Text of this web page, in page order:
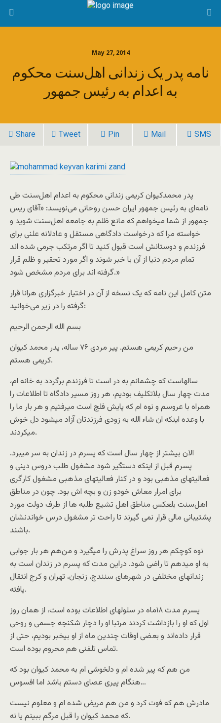
May 27, 2014
نامه پدر یک زندانی اهل‌سنت محکوم
به اعدام به رئیس جمهور
Share Tweet Pin Mail SMS
پدر محمدکیوان کریمی زندانی محکوم به اعدام اهل‌سنت طی
نامه‌ای به رئیس جمهور ایران حسن روحانی می‌نویسد: «آﻗﺎﯼ ﺭﯾﺲ
ﺟﻤﻬﻮﺭ ﺍﺯ ﺷﻤﺎ ﻣﯿﺨﻮﺍﻫﻢ ﮐﻪ ﻣﺎﻧﻊ ﻇﻠﻢ ﺑﻪ ﺟﺎﻣﻌﻪ ﺍﻫﻞ‌ﺳﻨﺖ ﺷﻮﯾﺪ ﻭ
ﺧﻮﺍﺳﺘﻪ ﻣﺮﺍ ﮐﻪ ﺩﺭﺧﻮﺍﺳﺖ ﺩﺍﺩﮔﺎﻫﯽ ﻣﺴﺘﻘﻞ ﻭ ﻋﺎﺩﻻﻧﻪ ﻋﻠﻨﯽ ﺑﺮﺍﯼ
ﻓﺮﺯﻧﺪﻡ ﻭ ﺩﻭﺳﺘﺎﻧﺶ ﺍﺳﺖ ﻗﺒﻮﻝ ﮐﻨﯿﺪ ﺗﺎ ﺍﮔﺮ ﻣﺮﺗﮑﺐ ﺟﺮﻣﯽ ﺷﺪﻩ ﺍﻧﺪ
ﺗﻤﺎﻡ ﻣﺮﺩﻡ ﺩﻧﯿﺎ ﺍﺯ آﻥ ﺑﺎ ﺧﺒﺮ ﺷﻮﻧﺪ ﻭ ﺍﮔﺮ ﻣﻮﺭﺩ ﺗﺤﻘﯿﺮ ﻭ ﻇﻠﻢ ﻗﺮﺍﺭ
ﮔﺮﻓﺘﻪ ﺍﻧﺪ ﺑﺮﺍﯼ ﻣﺮﺩﻡ ﻣﺸﺨﺺ ﺷﻮﺩ.»
متن کامل این نامه که یک نسخه از آن در اختیار خبرگزاری هرانا قرار
گرفته را در زیر می‌خوانید:
ﺑﺴﻢ ﺍﻟﻠﻪ ﺍﻟﺮﺣﻤﻦ ﺍﻟﺮﺣﯿﻢ
ﻣﻦ ﺭﺣﯿﻢ ﮐﺮﯾﻤﯽ ﻫﺴﺘﻢ. ﭘﯿﺮ ﻣﺮﺩﯼ ۷۶ ﺳﺎﻟﻪ، ﭘﺪﺭ ﻣﺤﻣﺪ ﮐﯿﻮﺍﻥ
ﮐﺮﯾﻤﯽ ﻫﺴﺘﻢ.
ﺳﺎﻟﻬﺎﺳﺖ ﮐﻪ ﭼﺸﻤﺎﻧﻢ ﺑﻪ ﺩﺭ ﺍﺳﺖ ﺗﺎ ﻓﺮﺯﻧﺪﻡ ﺑﺮﮔﺮﺩﺩ ﺑﻪ ﺧﺎﻧﻪ ﺍﻡ،
ﻣﺪﺕ ﭼﻬﺎﺭ ﺳﺎﻝ ﺑﻼﺗﮑﻠﯿﻒ ﺑﻮﺩﯾﻢ، ﻫﺮ ﺭﻭﺯ مسیر ﺩﺍﺩﮔﺎﻩ تا ﺍﻃﻼﻋﺎﺕ ﺭﺍ
ﻫﻤﺮﺍﻩ ﺑﺎ ﻋﺮﻭﺳﻢ ﻭ ﻧﻮﻩ ﺍﻡ ﮐﻪ ﭘﺎﯾﺶ ﻓﻠﺞ ﺍﺳﺖ ﻣﯿﺮﻓﺘﯿﻢ ﻭ ﻫﺮ ﺑﺎﺭ ﻣﺎ ﺭﺍ
ﺑﺎ ﻭﻋﺪﻩ ﺍﯾﻨﮑﻪ ﺍﻥ ﺷﺎء ﺍﻟﻠﻪ ﺑﻪ ﺯﻭﺩﯼ ﻓﺮﺯﻧﺪﺗﺎﻥ آﺯﺍﺩ ﻣﯿﺸﻮﺩ ﺩﻝ ﺧﻮﺵ
ﻣﯿﮑﺮﺩﻧﺪ.
ﺍﻻﻥ ﺑﯿﺸﺘﺮ ﺍﺯ ﭼﻬﺎﺭ ﺳﺎﻝ ﺍﺳﺖ ﮐﻪ ﭘﺴﺮﻡ ﺩﺭ ﺯﻧﺪﺍﻥ ﺑﻪ ﺳﺮ ﻣﯿﺒﺮﺩ.
ﭘﺴﺮﻡ ﻗﺒﻞ ﺍﺯ ﺍﯾﻨﮑﻪ ﺩﺳﺘﮕﯿﺮ ﺷﻮﺩ ﻣﺸﻐﻮﻝ ﻃﻠﺐ ﺩﺭﻭﺱ ﺩﯾﻨﯽ ﻭ
ﻓﻌﺎﻟﯿﺘﻬﺎﯼ ﻣﺬﻫﺒﯽ ﺑﻮﺩ ﻭ ﺩﺭ ﮐﻨﺎﺭ ﻓﻌﺎﻟﯿﺘﻬﺎﯼ ﻣﺬﻫﺒﯽ ﻣﺸﻐﻮﻝ ﮐﺎﺭﮔﺮﯼ
ﺑﺮﺍﯼ ﺍﻣﺮﺍﺭ ﻣﻌﺎﺵ ﺧﻮﺩﻭ ﺯﻥ ﻭ ﺑﭽﻪ ﺍﺵ ﺑﻮﺩ. ﭼﻮﻥ ﺩﺭ ﻣﻨﺎﻃﻖ
ﺍﻫﻞ‌ﺳﻨﺖ ﺑﻠﻌﮑﺲ ﻣﻨﺎﻃﻖ ﺍﻫﻞ ﺗﺸﯿﻊ ﻃﻠﺒﻪ ﻫﺎ ﺍﺯ ﻃﺮﻑ ﺩﻭﻟﺖ ﻣﻮﺭﺩ
ﭘﺸﺘﯿﺒﺎﻧﯽ ﻣﺎﻟﯽ ﻗﺮﺍﺭ ﻧﻤﯽ ﮔﯿﺮﻧﺪ ﺗﺎ ﺭﺍﺣﺖ ﺗﺮ ﻣﺸﻐﻮﻝ ﺩﺭﺱ ﺧﻮﺍﻧﺪﻧﺸﺎﻥ
ﺑﺎﺷﻨﺪ.
ﻧﻮﻩ ﮐﻮﭼﮑﻢ ﻫﺮ ﺭﻭﺯ ﺳﺮﺍﻍ ﭘﺪﺭﺵ ﺭﺍ ﻣﯿﮕﯿﺮﺩ ﻭ من‌هم ﻫﺮ ﺑﺎﺭ ﺟﻮﺍﺑﯽ
ﺑﻪ ﺍﻭ ﻣﯿﺪﻫﻢ ﺗﺎ ﺭﺍضی ﺷﻮﺩ. ﺩﺭﺍﯾﻦ ﻣﺪﺕ ﮐﻪ ﭘﺴﺮﻡ ﺩﺭ ﺯﻧﺪﺍﻥ ﺍﺳﺖ ﺑﻪ
ﺯﻧﺪﺍﻧﻬﺎﯼ مختلفی ﺩﺭ ﺷﻬﺮﻫﺎﯼ ﺳﻨﻨﺪﺝ، ﺯﻧﺠﺎﻥ، ﺗﻬﺮﺍﻥ ﻭ ﮐﺮﺝ ﺍﻧﺘﻘﺎﻝ
ﯾﺎﻓﺘﻪ.
ﭘﺴﺮﻡ ﻣﺪﺕ ۱۸ﻣﺎﻩ ﺩﺭ ﺳﻠﻮﻟﻬﺎﯼ ﺍﻃﻼﻋﺎﺕ ﺑﻮﺩﻩ ﺍﺳﺖ، ﺍﺯ ﻫﻤﺎﻥ ﺭﻭﺯ
ﺍﻭﻝ ﮐﻪ ﺍﻭ ﺭﺍ ﺑﺎﺯﺩﺍﺷﺖ ﮐﺮﺩﻧﺪ ﻣﺮﺗﺒﺎ ﺍﻭ ﺭﺍ ﺩﭼﺎﺭ ﺷﮑﻨﺠﻪ ﺟﺴﻤﯽ ﻭ ﺭﻭﺣﯽ
ﻗﺮﺍﺭ ﺩﺍﺩﻩ‌ﺍﻧﺪ ﻭ ﺑﻌﻀﯽ ﺍﻭﻗﺎﺕ ﭼﻨﺪﯾﻦ ﻣﺎﻩ ﺍﺯ ﺍﻭ ﺑﯿﺨﺒﺮ ﺑﻮﺩﯾﻢ، ﺣﺘﯽ ﺍﺯ
ﺗﻤﺎﺱ ﺗﻠﻔﻨﯽ ﻫﻢ ﻣﺤﺮﻭﻡ ﺑﻮﺩﻩ ﺍﺳﺖ.
ﻣﻦ ﻫﻢ ﮐﻪ ﭘﯿﺮ ﺷﺪﻩ ﺍﻡ ﻭ ﺩﻟﺨﻮﺷﯽ ﺍﻡ ﺑﻪ ﻣﺤﻤﺪ ﮐﯿﻮﺍﻥ ﺑﻮﺩ ﮐﻪ
ﻫﻨﮕﺎﻡ ﭘﯿﺮﯼ ﻋﺼﺎﯼ ﺩﺳﺘﻢ ﺑﺎﺷﺪ ﺍﻣﺎ ﺍﻓﺴﻮﺱ…
ﻣﺎﺩﺭﺵ ﻫﻢ ﮐﻪ ﻓﻮﺕ ﮐﺮﺩ ﻭ ﻣﻦ ﻫﻢ ﻣﺮﯾﺾ ﺷﺪﻩ ﺍﻡ ﻭ ﻣﻌﻠﻮﻡ ﻧﯿﺴﺖ
ﮐﻪ ﻣﺤﻤﺪ ﮐﯿﻮﺍﻥ ﺭﺍ ﻗﺒﻞ ﻣﺮﮔﻢ ﺑﺒﯿﻨﻢ ﯾﺎ ﻧﻪ.